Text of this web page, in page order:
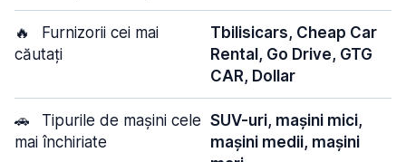
🔥
Furnizorii cei mai
căutați
Tbilisicars, Cheap Car
Rental, Go Drive, GTG
CAR, Dollar
🚗
Tipurile de mașini cele
mai închiriate
SUV-uri, mașini mici,
mașini medii, mașini